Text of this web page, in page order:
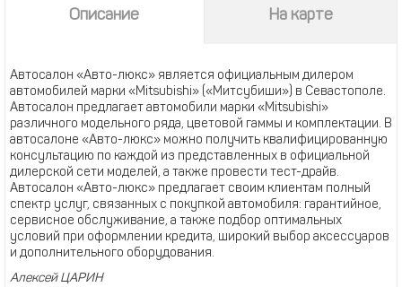
Описание На карте
Автосалон «Авто-люкс» является официальным дилером
автомобилей марки «Mitsubishi» («Митсубиши») в Севастополе.
Автосалон предлагает автомобили марки «Mitsubishi»
различного модельного ряда, цветовой гаммы и комплектации. В
автосалоне «Авто-люкс» можно получить квалифицированную
консультацию по каждой из представленных в официальной
дилерской сети моделей, а также провести тест-драйв.
Автосалон «Авто-люкс» предлагает своим клиентам полный
спектр услуг, связанных с покупкой автомобиля: гарантийное,
сервисное обслуживание, а также подбор оптимальных
условий при оформлении кредита, широкий выбор аксессуаров
и дополнительного оборудования.
Алексей ЦАРИН